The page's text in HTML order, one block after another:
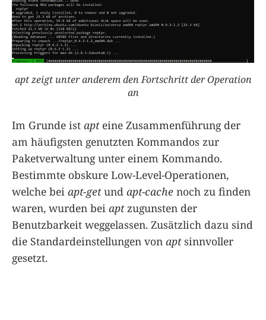
apt zeigt unter anderem den Fortschritt der Operation
an
Im Grunde ist apteine Zusammenführung der
am häufigsten genutzten Kommandos zur
Paketverwaltung unter einem Kommando.
Bestimmte obskure Low-Level-Operationen,
welche bei apt-getund apt-cache noch zu finden
waren, wurden bei aptzugunsten der
Benutzbarkeit weggelassen. Zusätzlich dazu sind
die Standardeinstellungen von aptsinnvoller
gesetzt.